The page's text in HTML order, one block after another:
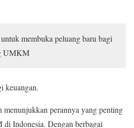
membuka peluang baru bagi
UMKM
keuangan.
perannya yang penting
Indonesia. Dengan berbagai